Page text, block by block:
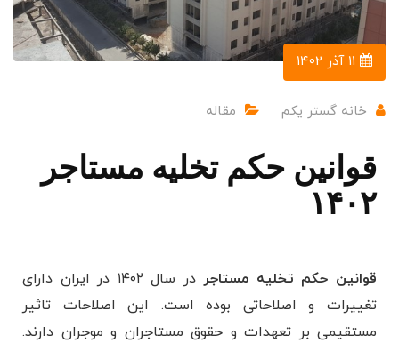
خانه گستر یکم مقاله
قوانین حکم تخلیه مستاجر
۱۴۰۲
قوانین حکم تخلیه مستاجر
در سال ۱۴۰۲ در ایران دارای
تغییرات و اصلاحاتی بوده‌ است. این اصلاحات تاثیر
مستقیمی بر تعهدات و حقوق مستاجران و موجران دارند.